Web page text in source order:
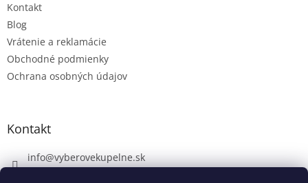
Kontakt
Blog
Vrátenie a reklamácie
Obchodné podmienky
Ochrana osobných údajov
Kontakt
info@vyberovekupelne.sk